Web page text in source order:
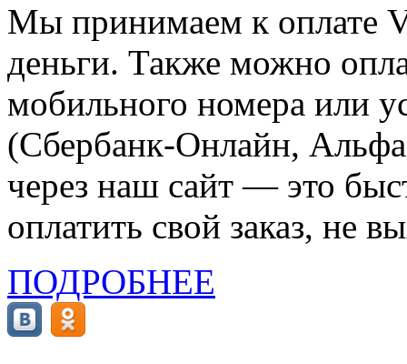
Мы принимаем к оплате
деньги. Также можно
мобильного номера или
(Сбербанк-Онлайн,
через наш сайт — это
оплатить свой заказ, не
ПОДРОБНЕЕ